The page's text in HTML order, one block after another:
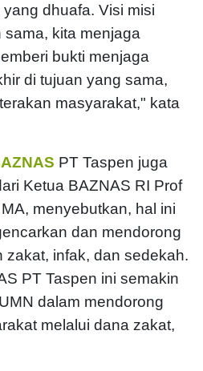
dhuafa. Visi misi
kita menjaga
bukti menjaga
di tujuan yang sama,
masyarakat," kata
PT Taspen juga
Ketua BAZNAS RI Prof
menyebutkan, hal ini
dan mendorong
zakat, infak, dan sedekah.
PT Taspen ini semakin
dalam mendorong
melalui dana zakat,